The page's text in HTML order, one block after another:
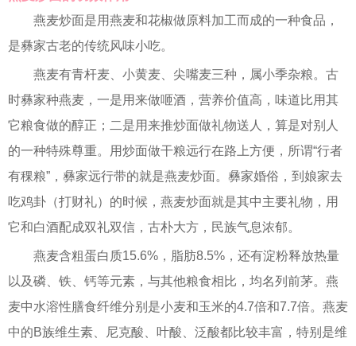
燕麦炒面是用燕麦和花椒做原料加工而成的一种食品，
是彝家古老的传统风味小吃。
燕麦有青杆麦、小黄麦、尖嘴麦三种，属小季杂粮。古
时彝家种燕麦，一是用来做咂酒，营养价值高，味道比用其
它粮食做的醇正；二是用来推炒面做礼物送人，算是对别人
的一种特殊尊重。用炒面做干粮远行在路上方便，所谓“行者
有稞粮”，彝家远行带的就是燕麦炒面。彝家婚俗，到娘家去
吃鸡卦（打财礼）的时候，燕麦炒面就是其中主要礼物，用
它和白酒配成双礼双信，古朴大方，民族气息浓郁。
燕麦含粗蛋白质15.6%，脂肪8.5%，还有淀粉释放热量
以及磷、铁、钙等元素，与其他粮食相比，均名列前茅。燕
麦中水溶性膳食纤维分别是小麦和玉米的4.7倍和7.7倍。燕麦
中的B族维生素、尼克酸、叶酸、泛酸都比较丰富，特别是维